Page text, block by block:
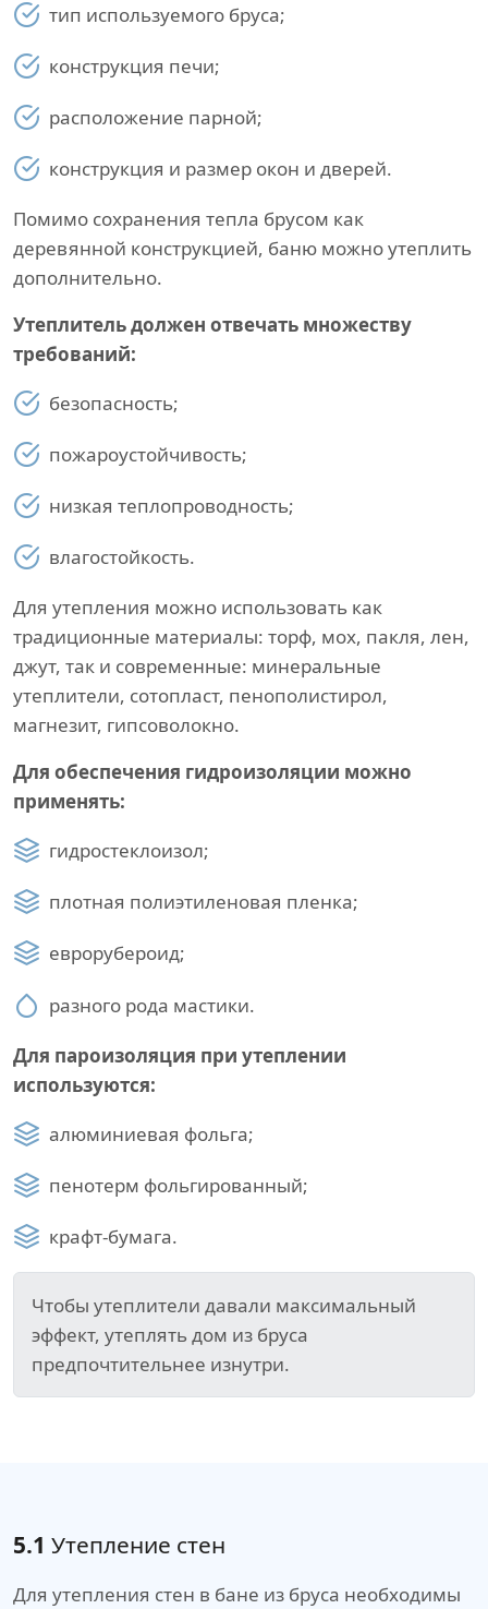
тип используемого бруса;
конструкция печи;
расположение парной;
конструкция и размер окон и дверей.
Помимо сохранения тепла брусом как
деревянной конструкцией, баню можно утеплить
дополнительно.
Утеплитель должен отвечать множеству
требований:
безопасность;
пожароустойчивость;
низкая теплопроводность;
влагостойкость.
Для утепления можно использовать как
традиционные материалы: торф, мох, пакля, лен,
джут, так и современные: минеральные
утеплители, сотопласт, пенополистирол,
магнезит, гипсоволокно.
Для обеспечения гидроизоляции можно
применять:
гидростеклоизол;
плотная полиэтиленовая пленка;
еврорубероид;
разного рода мастики.
Для пароизоляция при утеплении
используются:
алюминиевая фольга;
пенотерм фольгированный;
крафт-бумага.
Чтобы утеплители давали максимальный
эффект, утеплять дом из бруса
предпочтительнее изнутри.
5.1 Утепление стен
Для утепления стен в бане из бруса необходимы